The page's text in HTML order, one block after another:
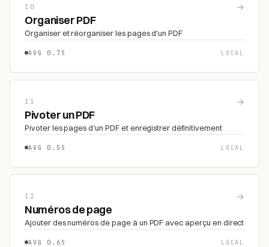
10 →
Organiser PDF
Organiser et réorganiser les pages d'un PDF
AVG 0.7S LOCAL
11 →
Pivoter un PDF
Pivoter les pages d'un PDF et enregistrer définitivement
AVG 0.5S LOCAL
12 →
Numéros de page
Ajouter des numéros de page à un PDF avec aperçu en direct
AVG 0.6S LOCAL